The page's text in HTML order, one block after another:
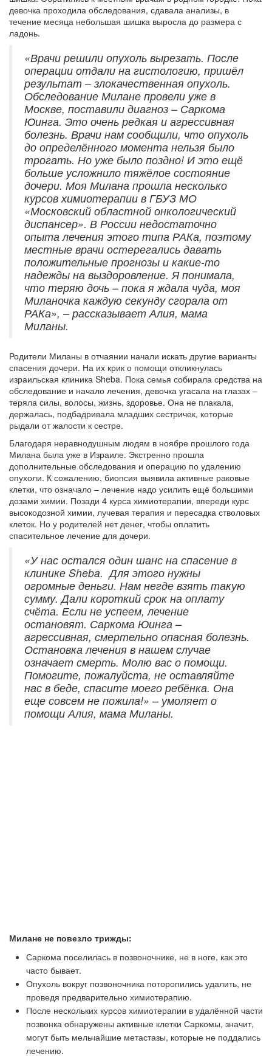
девочка проходила обследования, сдавала анализы, в
течение месяца небольшая шишка выросла до размера с
ладонь.
«Врачи решили опухоль вырезать. После
операции отдали на гистологию, пришёл
результат – злокачественная опухоль.
Обследование Милане провели уже в
Москве, поставили диагноз – Саркома
Юинга. Это очень редкая и агрессивная
болезнь. Врачи нам сообщили, что опухоль
до определённого момента нельзя было
трогать. Но уже было поздно! И это ещё
больше усложнило тяжёлое состояние
дочери. Моя Милана прошла несколько
курсов химиотерапии в ГБУЗ МО
«Московский областной онкологический
диспансер». В России недостаточно
опыта лечения этого типа РАКа, поэтому
местные врачи остерегались давать
положительные прогнозы и какие-то
надежды на выздоровление. Я понимала,
что теряю дочь – пока я ждала чуда, моя
Миланочка каждую секунду сгорала от
РАКа», – рассказывает Алия, мама
Миланы.
Родители Миланы в отчаянии начали искать другие варианты
спасения дочери. На их крик о помощи откликнулась
израильская клиника Sheba. Пока семья собирала средства на
обследование и начало лечения, девочка угасала на глазах –
теряла силы, волосы, жизнь, здоровье. Она не плакала,
держалась, подбадривала младших сестричек, которые
рыдали от жалости к сестре.
Благодаря неравнодушным людям в ноябре прошлого года
Милана была уже в Израиле. Экстренно прошла
дополнительные обследования и операцию по удалению
опухоли. К сожалению, биопсия выявила активные раковые
клетки, что означало – лечение надо усилить ещё большими
дозами химии. Позади 4 курса химиотерапии, впереди курс
высокодозной химии, лучевая терапия и пересадка стволовых
клеток. Но у родителей нет денег, чтобы оплатить
спасительное лечение для дочери.
«У нас остался один шанс на спасение в
клинике Sheba. Для этого нужны
огромные деньги. Нам негде взять такую
сумму. Дали короткий срок на оплату
счёта. Если не успеем, лечение
остановят. Саркома Юинга –
агрессивная, смертельно опасная болезнь.
Остановка лечения в нашем случае
означает смерть. Молю вас о помощи.
Помогите, пожалуйста, не оставляйте
нас в беде, спасите моего ребёнка. Она
еще совсем не пожила!» – умоляет о
помощи Алия, мама Миланы.
Милане не повезло трижды:
Саркома поселилась в позвоночнике, не в ноге, как это
часто бывает.
Опухоль вокруг позвоночника поторопились удалить, не
проведя предварительно химиотерапию.
После нескольких курсов химиотерапии в удалённой части
позвонка обнаружены активные клетки Саркомы, значит,
могут быть мельчайшие метастазы, которые не поддались
лечению.